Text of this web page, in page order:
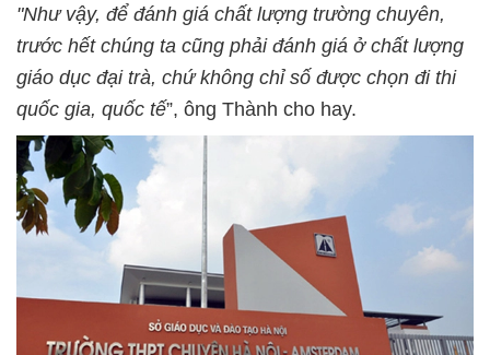
"Như vậy, để đánh giá chất lượng trường chuyên,
trước hết chúng ta cũng phải đánh giá ở chất lượng
giáo dục đại trà, chứ không chỉ số được chọn đi thi
quốc gia, quốc tế”, ông Thành cho hay.